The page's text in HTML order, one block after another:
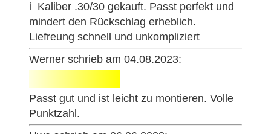
i Kaliber .30/30 gekauft. Passt perfekt und
mindert den Rückschlag erheblich.
Liefreung schnell und unkompliziert
Werner schrieb am 04.08.2023:
Passt gut und ist leicht zu montieren. Volle
Punktzahl.